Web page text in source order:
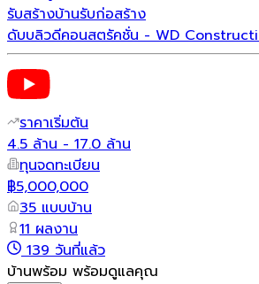
รับสร้างบ้านรับก่อสร้าง
ดับบลิว​ดีคอนสตรัคชั่น - WD
ราคาเริ่มต้น
4.5 ล้าน - 17.0 ล้าน
ทุนจดทะเบียน
฿5,000,000
35 แบบบ้าน
11 ผลงาน
139 วันที่แล้ว
บ้านพร้อม พร้อมดูแลคุณ